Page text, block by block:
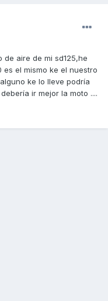
aire de mi sd125,he
el mismo ke el nuestro
ke lo lleve podría
ir mejor la moto ....